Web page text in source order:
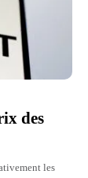
des
les